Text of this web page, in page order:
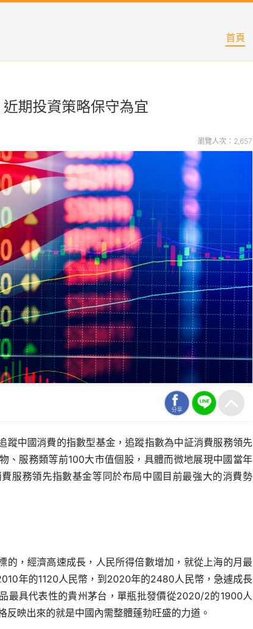
首頁
期投資策略保守為宜
瀏覽人次：2,657
分享
蹤中國消費的指數型基金，追蹤指數為中証消費服務領先
、服務類等前100大市值個股，具體而微地展現中國當年
服務領先指數基金等同於布局中國目前最強大的消費勢
的，經濟高速成長，人民所得倍數增加，就從上海的月最
年的1120人民幣，到2020年的2480人民幣，急遽成長
最具代表性的貴州茅台，單瓶批發價從2020/2的1900人
映出來的就是中國內需整體蓬勃旺盛的力道。